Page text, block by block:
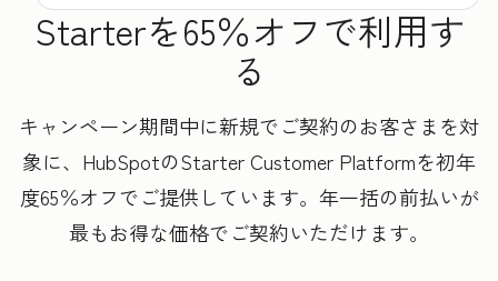
Starterを65％オフで利用す
る
キャンペーン期間中に新規でご契約のお客さまを対
象に、HubSpotのStarter Customer Platformを初年
度65％オフでご提供しています。年一括の前払いが
最もお得な価格でご契約いただけます。